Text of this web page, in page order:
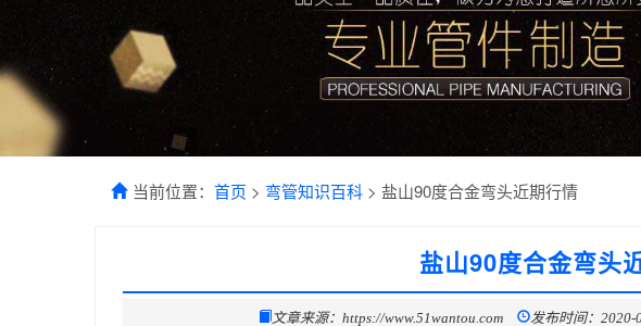
当前位置： 首页 > 弯管知识百科 > 盐山90度合金弯头近期行情
盐山90度合金弯头
文章来源：https://www.51wantou.com 发布时间：